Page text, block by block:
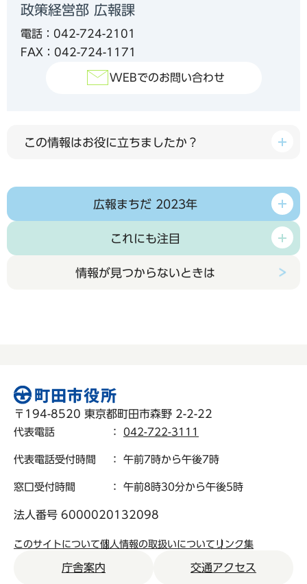
政策経営部 広報課
電話：042-724-2101
FAX：042-724-1171
WEBでのお問い合わせ
この情報はお役に立ちましたか？
広報まちだ 2023年
これにも注目
情報が見つからないときは
〒194-8520 東京都町田市森野 2-2-22
代表電話 ： 042-722-3111
代表電話受付時間 ： 午前7時から午後7時
窓口受付時間 ： 午前8時30分から午後5時
法人番号 6000020132098
このサイトについて個人情報の取扱いについて リンク集
庁舎案内 交通アクセス